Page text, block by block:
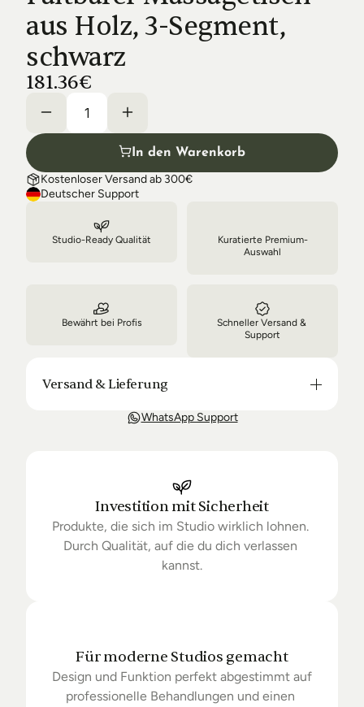
aus Holz, 3-Segment,
schwarz
181.36€
In den Warenkorb
Kostenloser Versand ab 300€
Deutscher Support
Studio-Ready Qualität
Kuratierte Premium-
Auswahl
Bewährt bei Profis
Schneller Versand &
Support
Versand & Lieferung
Unsere Lieferung ist in der Regel in 3-8 Tagen bei
Lieferung unter Umständen um einige Tage
verzögern.
WhatsApp Support
Investition mit Sicherheit
Produkte, die sich im Studio wirklich lohnen.
Durch Qualität, auf die du dich verlassen
kannst.
Für moderne Studios gemacht
Design und Funktion perfekt abgestimmt auf
professionelle Behandlungen und einen